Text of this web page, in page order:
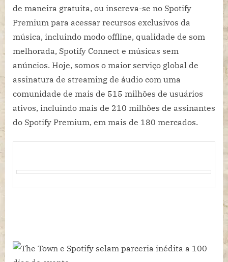
de maneira gratuita, ou inscreva-se no Spotify
Premium para acessar recursos exclusivos da
música, incluindo modo offline, qualidade de som
melhorada, Spotify Connect e músicas sem
anúncios. Hoje, somos o maior serviço global de
assinatura de streaming de áudio com uma
comunidade de mais de 515 milhões de usuários
ativos, incluindo mais de 210 milhões de assinantes
do Spotify Premium, em mais de 180 mercados.